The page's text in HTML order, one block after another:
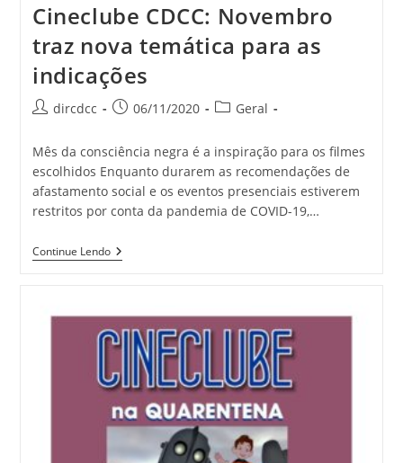
Cineclube CDCC: Novembro
traz nova temática para as
indicações
dircdcc 06/11/2020 Geral
Mês da consciência negra é a inspiração para os filmes
escolhidos Enquanto durarem as recomendações de
afastamento social e os eventos presenciais estiverem
restritos por conta da pandemia de COVID-19,…
Continue Lendo